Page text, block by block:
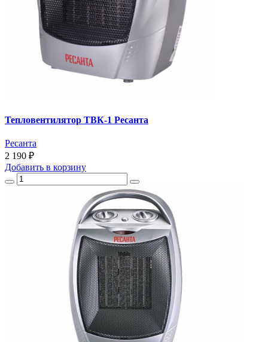
Тепловентилятор ТВК-1 Ресанта
Ресанта
2 190 ₽
Добавить в корзину